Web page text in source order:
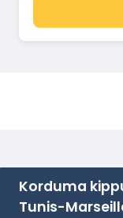
Korduma
Tunis-